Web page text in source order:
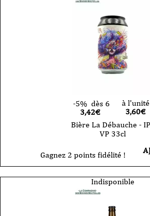
-5% dès 6
3,42€
à l'unité
3,60€
Bière La Débauche -
VP 33cl
Gagnez 2 points fidélité !
Indisponible